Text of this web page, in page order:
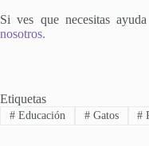
Si ves que necesitas
nosotros.
Etiquetas
#Educación #Gatos #